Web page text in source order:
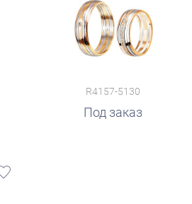
R4157-5130
Под заказ